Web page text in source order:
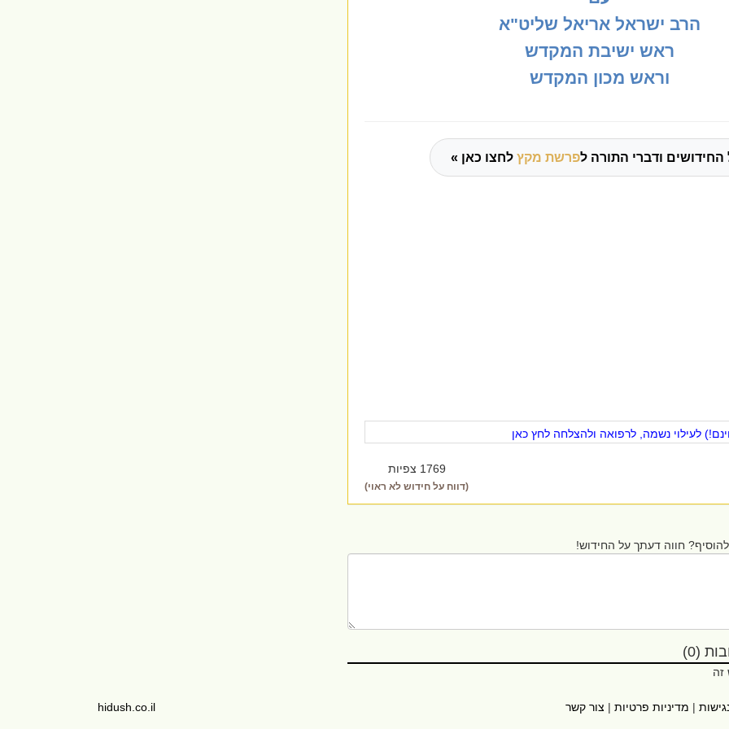
הרב ישראל אריאל שליט"א
ראש ישיבת המקדש
וראש מכון המקדש
החידושים ודברי התורה לפרשת מקץ לחצו כאן »
לעילוי נשמה, לרפואה ולהצלחה לחץ כאן
1769 צפיות
(דווח על חידוש לא ראוי)
חווה דעתך על החידוש!
(0)
זה
| מדיניות פרטיות | צור קשר hidush.co.il